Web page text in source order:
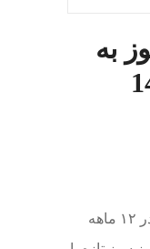
به
بر اساس آمارهای گمرک ایران، در ۱۲ ماهه